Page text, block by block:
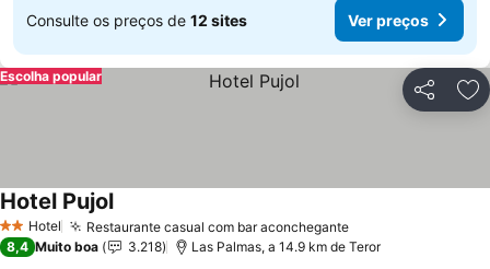
Consulte os preços de 12 sites Ver preços
Partilhar
Escolha popular
2 Estrelas
Hotel Restaurante casual com bar aconchegante
Hotel Pujol
8,4 Muito boa 3.218 Las Palmas, a 14.9 km de Teror